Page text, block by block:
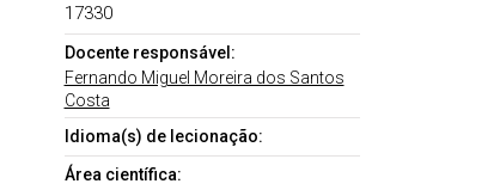
17330
Docente responsável:
Fernando Miguel Moreira dos Santos
Costa
Idioma(s) de lecionação:
Área científica: